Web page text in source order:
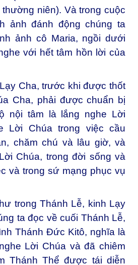
niên). Và trong cuộc
ảnh đánh động chúng ta
ảnh cô Maria, ngồi dưới
với hết tâm hồn lời của
Cha, trước khi được thốt
Cha, phải được chuẩn bị
nội tâm là lắng nghe Lời
Lời Chúa trong việc cầu
chăm chú và lâu giờ, và
Chúa, trong đời sống và
và trong sứ mạng phục vụ
trong Thánh Lễ, kinh Lạy
ta đọc về cuối Thánh Lễ,
Thánh Đức Kitô, nghĩa là
Lời Chúa và đã chiêm
Thánh Thể được tái diễn